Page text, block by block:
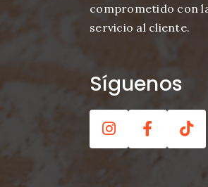
comprometido con
servicio al cliente.
Síguenos